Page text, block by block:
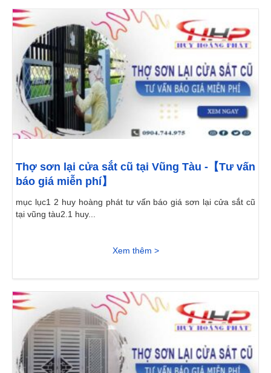
Thợ sơn lại cửa sắt cũ tại Vũng Tàu -【Tư vấn
báo giá miễn phí】
mục lục1 2 huy hoàng phát tư vấn báo giá sơn lại cửa sắt cũ
tại vũng tàu2.1 huy...
Xem thêm >